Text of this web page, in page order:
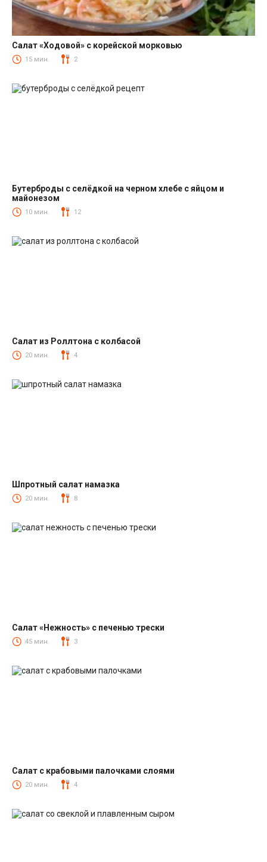
Салаты с корейской морковкой
Салат «Ходовой» с корейской морковью
15 мин. 2
Закуски
Бутерброды с селёдкой на черном хлебе с яйцом и
майонезом
10 мин. 12
Салаты с колбасой
Салат из Роллтона с колбасой
20 мин. 4
Салаты со шпротами
Шпротный салат намазка
20 мин. 8
Салаты из печени трески
Салат «Нежность» с печенью трески
45 мин. 3
Салаты с крабовыми палочками
Салат с крабовыми палочками слоями
20 мин. 4